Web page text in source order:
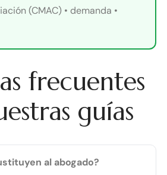
(CMAC) • demanda •
frecuentes
guías
al abogado?